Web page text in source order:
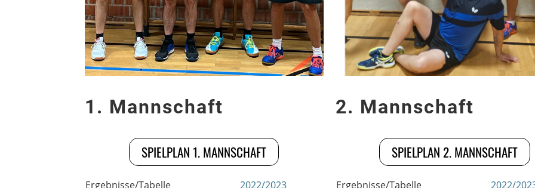
1. Mannschaft
SPIELPLAN 1. MANNSCHAFT
Ergebnisse/Tabelle 2022/2023
2. Mannschaft
SPIELPLAN 2. MANNSCHAFT
Ergebnisse/Tabelle 2022/